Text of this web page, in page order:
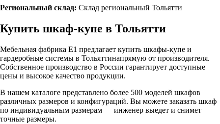
Региональный склад: Склад региональный Тольятти
Купить шкаф-купе в Тольятти
Мебельная фабрика Е1 предлагает купить шкафы-купе и
гардеробные системы в Тольяттинапрямую от производителя.
Собственное производство в России гарантирует доступные
цены и высокое качество продукции.
В нашем каталоге представлено более 500 моделей шкафов
различных размеров и конфигураций. Вы можете заказать шкаф
по индивидуальным размерам — инженер выедет и снимет
точные размеры.